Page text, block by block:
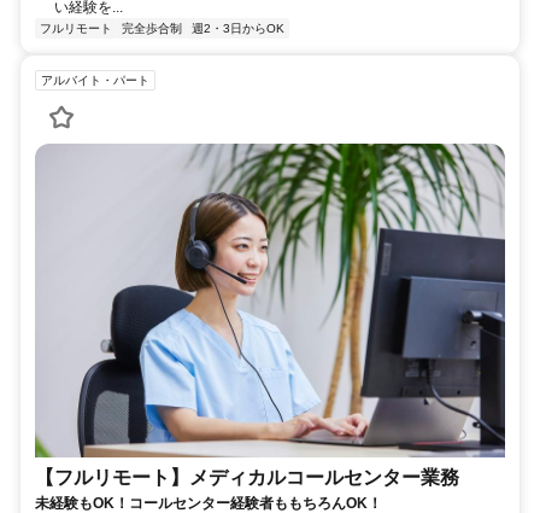
い経験を...
フルリモート 完全歩合制 週2・3日からOK
アルバイト・パート
【フルリモート】メディカルコールセンター業務
未経験もOK！コールセンター経験者ももちろんOK！